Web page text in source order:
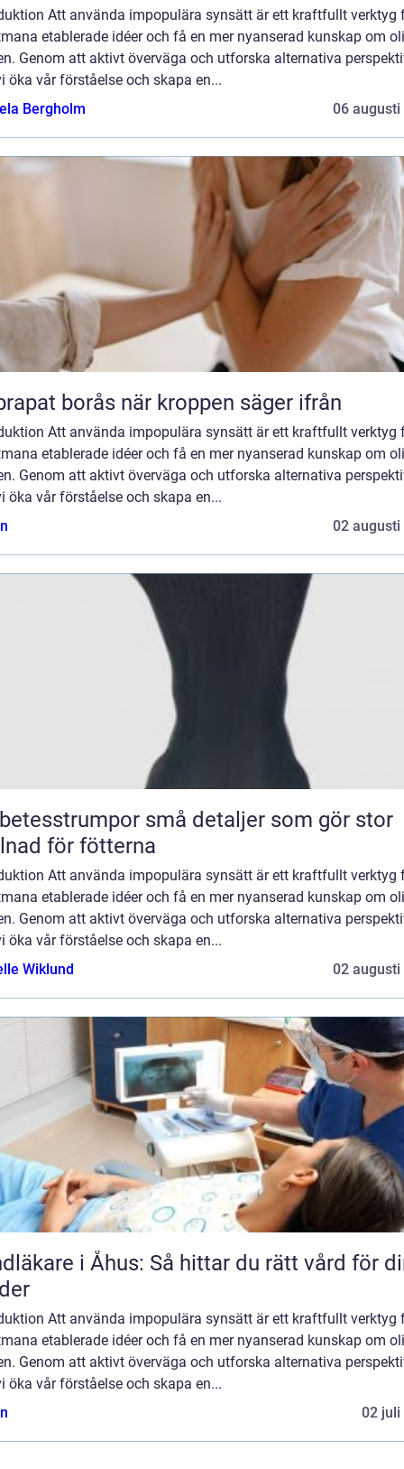
Att använda impopulära synsätt är ett kraftfullt verktyg
etablerade idéer och få en mer nyanserad kunskap om
Genom att aktivt överväga och utforska alternativa
öka vår förståelse och skapa en...
Bergholm
06 augusti
Naprapat borås när kroppen säger ifrån
Att använda impopulära synsätt är ett kraftfullt verktyg
etablerade idéer och få en mer nyanserad kunskap om
Genom att aktivt överväga och utforska alternativa
öka vår förståelse och skapa en...
02 augusti
små detaljer som gör stor
för fötterna
Att använda impopulära synsätt är ett kraftfullt verktyg
etablerade idéer och få en mer nyanserad kunskap om
Genom att aktivt överväga och utforska alternativa
öka vår förståelse och skapa en...
Wiklund
02 augusti
i Åhus: Så hittar du rätt vård för
Att använda impopulära synsätt är ett kraftfullt verktyg
etablerade idéer och få en mer nyanserad kunskap om
Genom att aktivt överväga och utforska alternativa
öka vår förståelse och skapa en...
02 juli